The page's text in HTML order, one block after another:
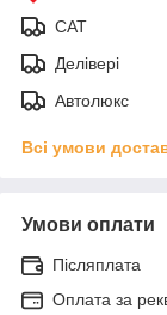
САТ
Делівері
Автолюкс
Всі умови
Умови оплати
Післяплата
Оплата за